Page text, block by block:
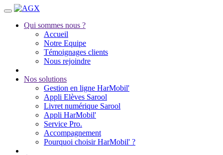
Qui sommes nous ?
Accueil
Notre Equipe
Témoignages clients
Nous rejoindre
Nos solutions
Gestion en ligne HarMobil'
Appli Elèves Sarool
Livret numérique Sarool
Appli HarMobil'
Service Pro.
Accompagnement
Pourquoi choisir HarMobil' ?